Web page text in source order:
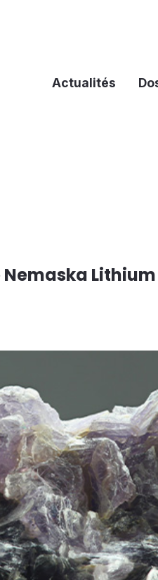
Actualités